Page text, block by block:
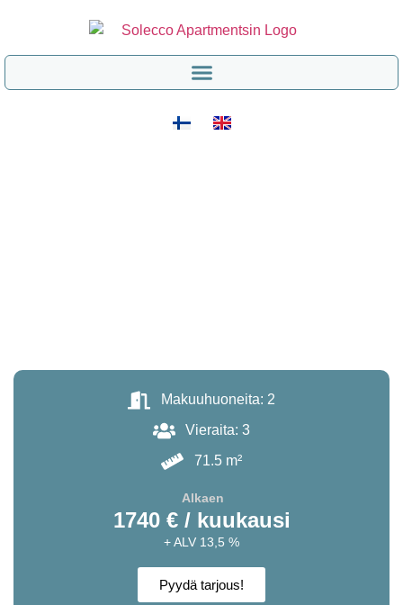
Makuuhuoneita: 2
Vieraita: 3
71.5 m²
Alkaen
1740 € / kuukausi
+ ALV 13,5 %
Pyydä tarjous!